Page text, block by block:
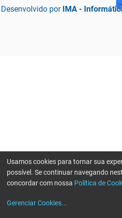
Desenvolvido por IMA -
Usamos cookies para tornar sua
possível. Se continuar navegando
concordar com nossa Política de
Gerenciar Cookies...
Erro ao enviar informações, por